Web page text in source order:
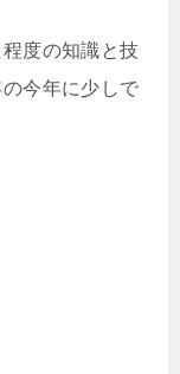
度の知識と技
今年に少しで